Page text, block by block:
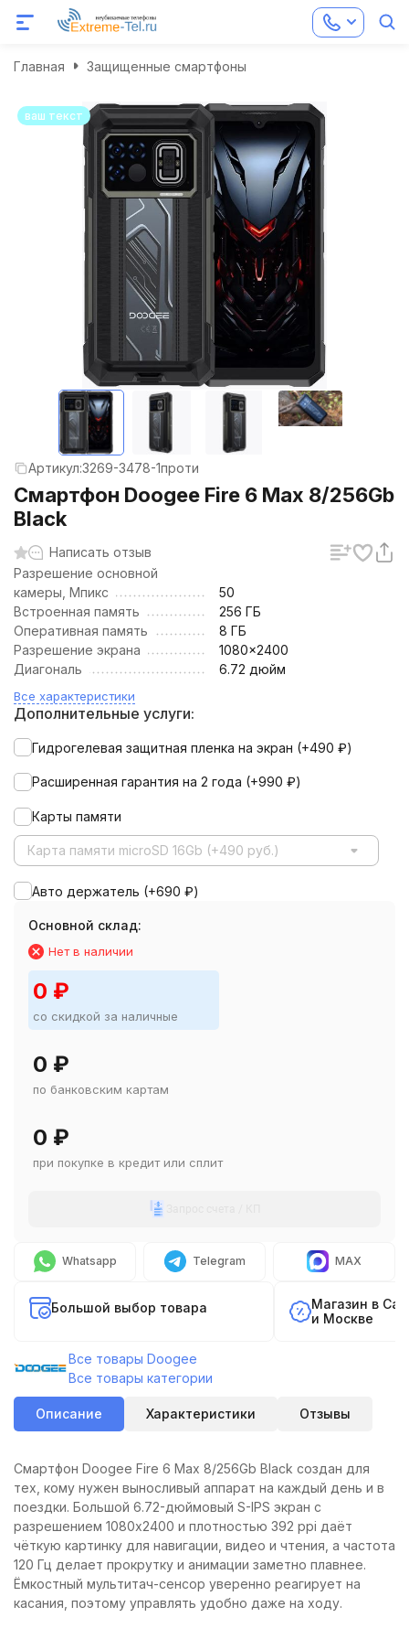
Главная Защищенные смартфоны
ваш текст
Артикул:3269-3478-1проти
Смартфон Doogee Fire 6 Max 8/256Gb
Black
Написать отзыв
Разрешение основной
камеры, Мпикс
50
Встроенная память
256 ГБ
Оперативная память
8 ГБ
Разрешение экрана
1080x2400
Диагональ
6.72 дюйм
Все характеристики
Дополнительные услуги:
Гидрогелевая защитная пленка на экран (+490 ₽)
Расширенная гарантия на 2 года (+990 ₽)
Карты памяти
Карта памяти microSD 16Gb (+490 руб.)
Авто держатель (+690 ₽)
Основной склад:
Нет в наличии
0 ₽
со скидкой за наличные
0 ₽
по банковским картам
0 ₽
при покупке в кредит или сплит
Whatsapp Telegram MAX
Большой выбор товара
Магазин в
и Москве
Все товары Doogee
Все товары категории
Описание Характеристики Отзывы
Смартфон Doogee Fire 6 Max 8/256Gb Black создан для
тех, кому нужен выносливый аппарат на каждый день и в
поездки. Большой 6.72-дюймовый S-IPS экран с
разрешением 1080x2400 и плотностью 392 ppi даёт
чёткую картинку для навигации, видео и чтения, а частота
120 Гц делает прокрутку и анимации заметно плавнее.
Ёмкостный мультитач-сенсор уверенно реагирует на
касания, поэтому управлять удобно даже на ходу.